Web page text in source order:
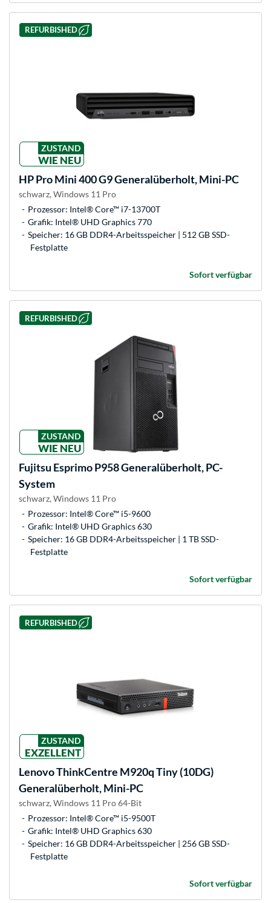
REFURBISHED
ZUSTAND
WIE NEU
HPPro Mini 400 G9 Generalüberholt, Mini-PC
schwarz, Windows 11 Pro
Prozessor: Intel® Core™ i7-13700T
Grafik: Intel® UHD Graphics 770
Speicher: 16 GB DDR4-Arbeitsspeicher | 512 GB SSD-
Festplatte
Sofort verfügbar
REFURBISHED
ZUSTAND
WIE NEU
Fujitsu Esprimo P958 Generalüberholt, PC-
System
schwarz, Windows 11 Pro
Prozessor: Intel® Core™ i5-9600
Grafik: Intel® UHD Graphics 630
Speicher: 16 GB DDR4-Arbeitsspeicher | 1 TB SSD-
Festplatte
Sofort verfügbar
REFURBISHED
ZUSTAND
EXZELLENT
LenovoThinkCentre M920q Tiny (10DG)
Generalüberholt, Mini-PC
schwarz, Windows 11 Pro 64-Bit
Prozessor: Intel® Core™ i5-9500T
Grafik: Intel® UHD Graphics 630
Speicher: 16 GB DDR4-Arbeitsspeicher | 256 GB SSD-
Festplatte
Sofort verfügbar